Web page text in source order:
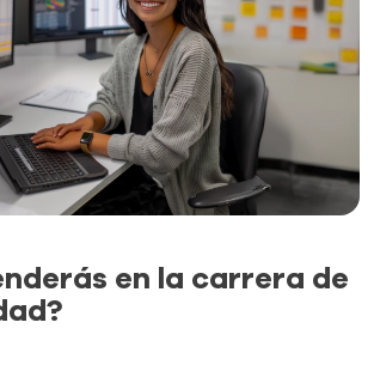
en la carrera de